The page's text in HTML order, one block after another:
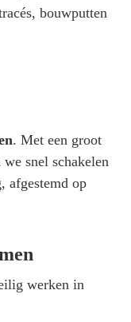
bouwputten
. Met een groot
snel schakelen
afgestemd op
werken in